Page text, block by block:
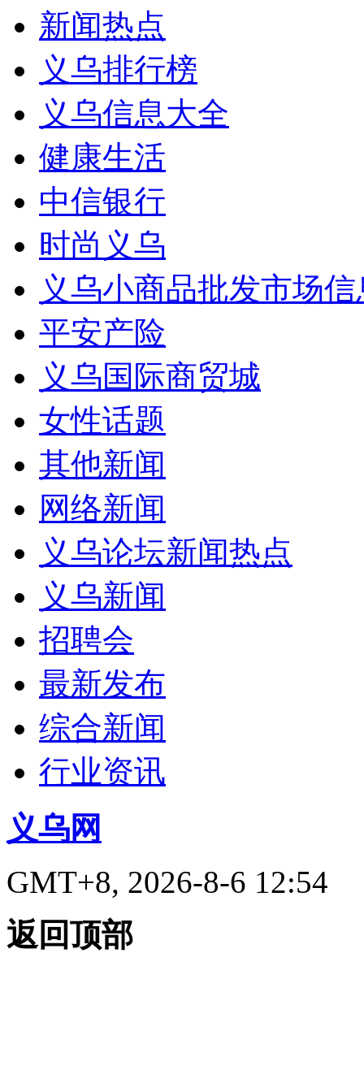
新闻热点
义乌排行榜
义乌信息大全
健康生活
中信银行
时尚义乌
义乌小商品批发市场
平安产险
义乌国际商贸城
女性话题
其他新闻
网络新闻
义乌论坛新闻热点
义乌新闻
招聘会
最新发布
综合新闻
行业资讯
义乌网
GMT+8, 2026-8-6 12:54
返回顶部